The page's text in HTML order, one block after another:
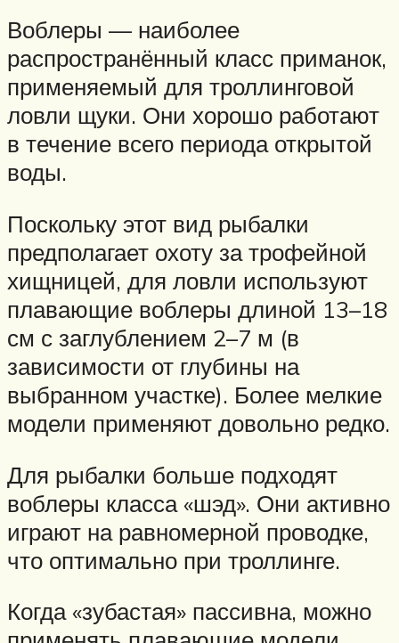
Воблеры — наиболее
распространённый класс приманок,
применяемый для троллинговой
ловли щуки. Они хорошо работают
в течение всего периода открытой
воды.
Поскольку этот вид рыбалки
предполагает охоту за трофейной
хищницей, для ловли используют
плавающие воблеры длиной 13–18
см с заглублением 2–7 м (в
зависимости от глубины на
выбранном участке). Более мелкие
модели применяют довольно редко.
Для рыбалки больше подходят
воблеры класса «шэд». Они активно
играют на равномерной проводке,
что оптимально при троллинге.
Когда «зубастая» пассивна, можно